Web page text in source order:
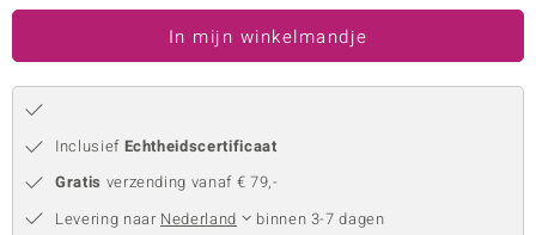
In mijn winkelmandje
Inclusief Echtheidscertificaat
Gratis verzending vanaf € 79,-
Levering naar Nederland
binnen 3-7 dagen